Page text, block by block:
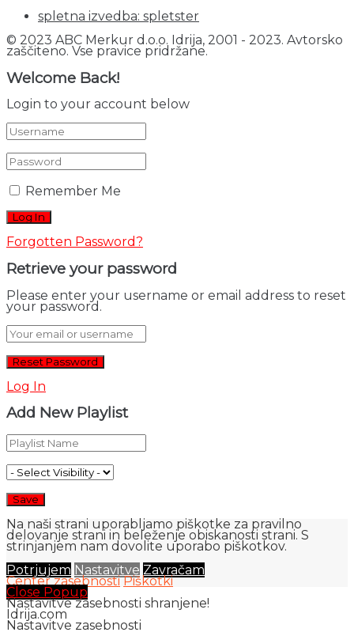
spletna izvedba: spletster
© 2023 ABC Merkur d.o.o. Idrija, 2001 - 2023. Avtorsko
zaščiteno. Vse pravice pridržane.
Welcome Back!
Login to your account below
Remember Me
Forgotten Password?
Retrieve your password
Please enter your username or email address to reset
your password.
Log In
Add New Playlist
Na naši strani uporabljamo piškotke za pravilno
delovanje strani in beleženje obiskanosti strani. S
strinjanjem nam dovolite uporabo piškotkov.
Potrjujem Nastavitve Zavračam
Center zasebnosti Piškotki
Close Popup
Nastavitve zasebnosti shranjene!
Idrija.com
Nastavitve zasebnosti